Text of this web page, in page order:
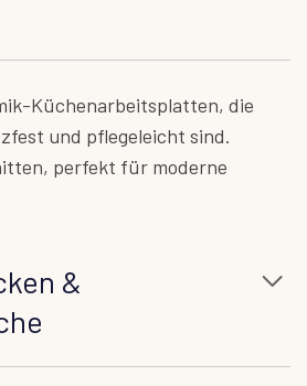
Küchenarbeitsplatten, die
und pflegeleicht sind.
perfekt für moderne
&